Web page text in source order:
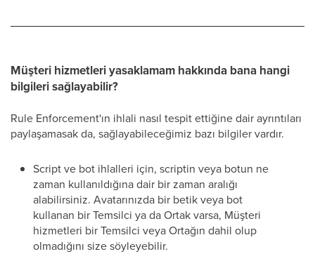
Müşteri hizmetleri yasaklamam hakkında bana hangi
bilgileri sağlayabilir?
Rule Enforcement'ın ihlali nasıl tespit ettiğine dair ayrıntıları
paylaşamasak da, sağlayabileceğimiz bazı bilgiler vardır.
Script ve bot ihlalleri için, scriptin veya botun ne
zaman kullanıldığına dair bir zaman aralığı
alabilirsiniz. Avatarınızda bir betik veya bot
kullanan bir Temsilci ya da Ortak varsa, Müşteri
hizmetleri bir Temsilci veya Ortağın dahil olup
olmadığını size söyleyebilir.